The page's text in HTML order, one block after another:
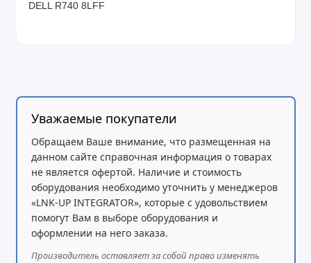
DELL R740 8LFF
Уважаемые покупатели
Обращаем Ваше внимание, что размещенная на
данном сайте справочная информация о товарах
не является офертой. Наличие и стоимость
оборудования необходимо уточнить у менеджеров
«LNK-UP INTEGRATOR», которые с удовольствием
помогут Вам в выборе оборудования и
оформлении на него заказа.
Производитель оставляет за собой право изменять